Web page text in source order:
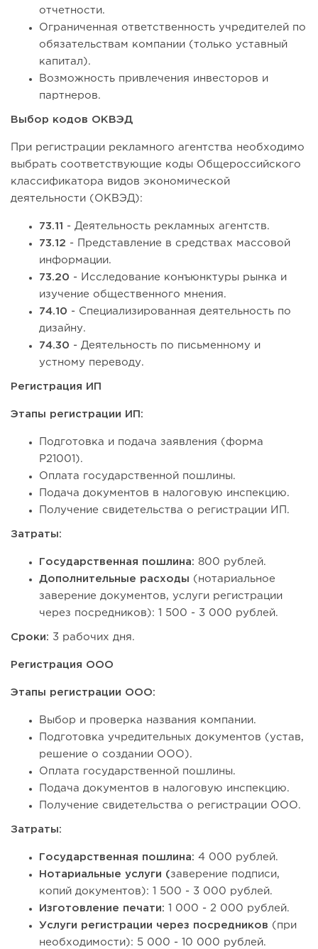
отчетности.
Ограниченная ответственность учредителей по
обязательствам компании (только уставный
капитал).
Возможность привлечения инвесторов и
партнеров.
Выбор кодов ОКВЭД
При регистрации рекламного агентства необходимо
выбрать соответствующие коды Общероссийского
классификатора видов экономической
деятельности (ОКВЭД):
73.11
- Деятельность рекламных агентств.
73.12 - Представление в средствах массовой
информации.
73.20 - Исследование конъюнктуры рынка и
изучение общественного мнения.
74.10 - Специализированная деятельность по
дизайну.
74.30 - Деятельность по письменному и
устному переводу.
Регистрация ИП
Этапы регистрации ИП:
Подготовка и подача заявления (форма
Р21001).
Оплата государственной пошлины.
Подача документов в налоговую инспекцию.
Получение свидетельства о регистрации ИП.
Затраты:
Государственная пошлина: 800 рублей.
Дополнительные расходы (нотариальное
заверение документов, услуги регистрации
через посредников): 1 500 - 3 000 рублей.
Сроки: 3 рабочих дня.
Регистрация ООО
Этапы регистрации ООО:
Выбор и проверка названия компании.
Подготовка учредительных документов (устав,
решение о создании ООО).
Оплата государственной пошлины.
Подача документов в налоговую инспекцию.
Получение свидетельства о регистрации ООО.
Затраты:
Государственная пошлина: 4 000 рублей.
Нотариальные услуги (заверение подписи,
копий документов): 1 500 - 3 000 рублей.
Изготовление печати: 1 000 - 2 000 рублей.
Услуги регистрации через посредников (при
необходимости): 5 000 - 10 000 рублей.